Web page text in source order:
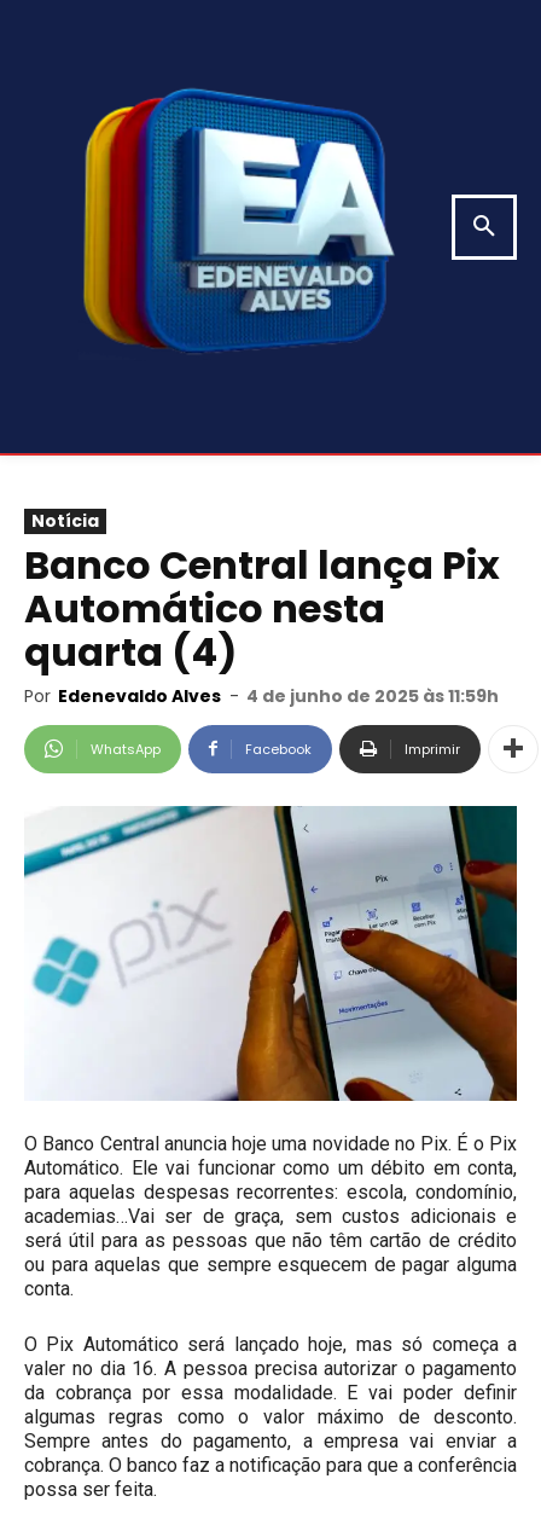
Notícia
Banco Central lança Pix
Automático nesta
quarta (4)
Por Edenevaldo Alves - 4 de junho de 2025 às 11:59h
WhatsApp Facebook Imprimir
O Banco Central anuncia hoje uma novidade no Pix. É o Pix
Automático. Ele vai funcionar como um débito em conta,
para aquelas despesas recorrentes: escola, condomínio,
academias…Vai ser de graça, sem custos adicionais e
será útil para as pessoas que não têm cartão de crédito
ou para aquelas que sempre esquecem de pagar alguma
conta.
O Pix Automático será lançado hoje, mas só começa a
valer no dia 16. A pessoa precisa autorizar o pagamento
da cobrança por essa modalidade. E vai poder definir
algumas regras como o valor máximo de desconto.
Sempre antes do pagamento, a empresa vai enviar a
cobrança. O banco faz a notificação para que a conferência
possa ser feita.